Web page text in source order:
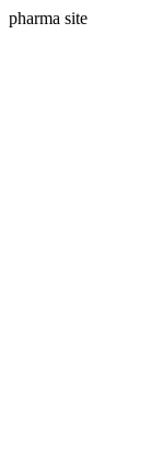
pharma site